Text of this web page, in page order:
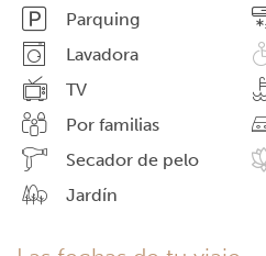
Parquing
Lavadora
TV
Por familias
Secador de pelo
Jardín